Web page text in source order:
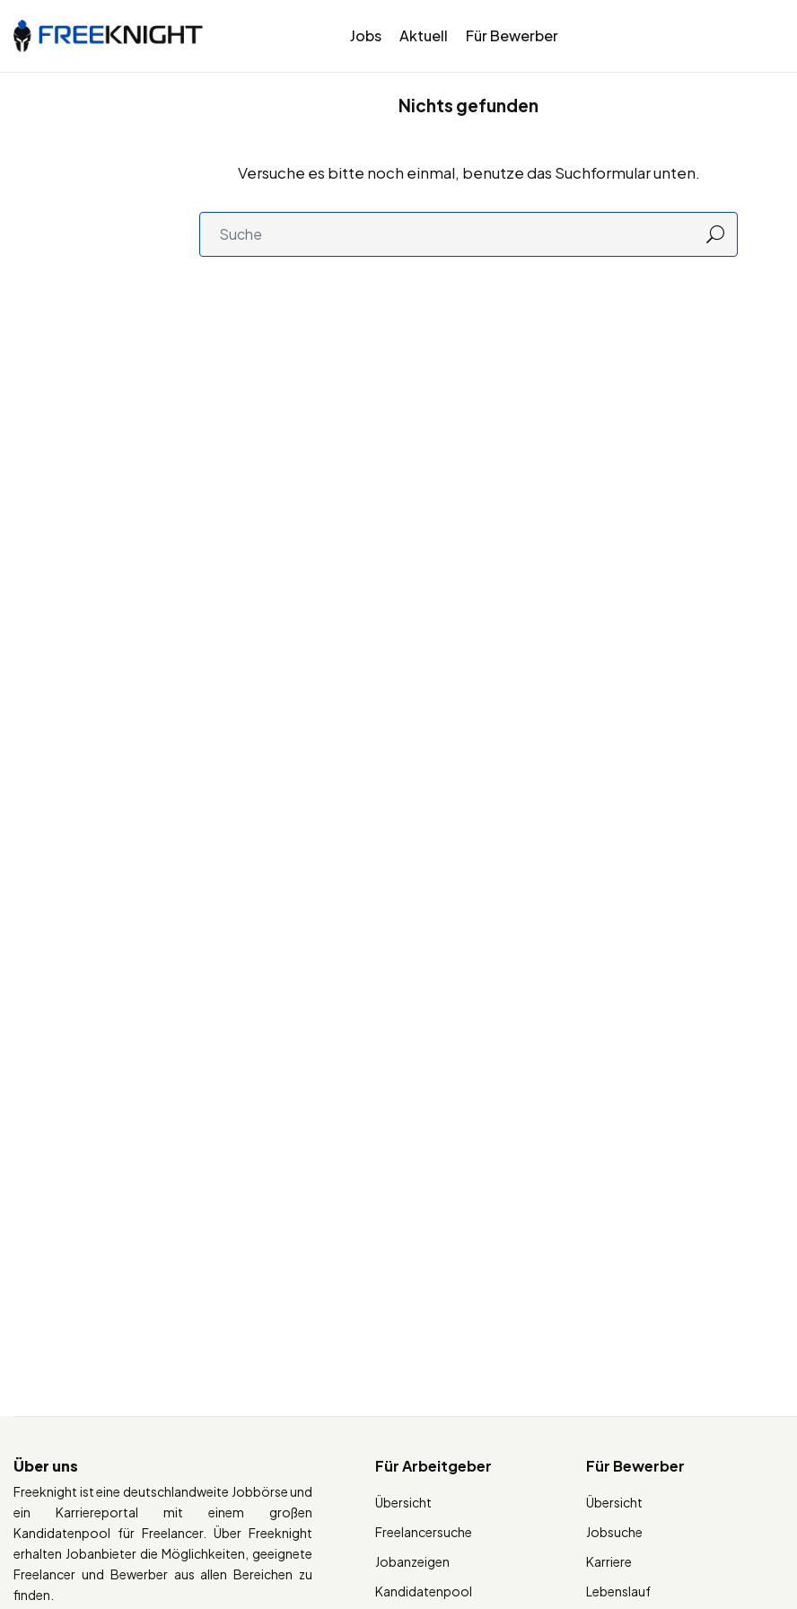
Jobs Aktuell Für Bewerber
Nichts gefunden
Versuche es bitte noch einmal, benutze das Suchformular unten.
Über uns
Freeknight ist eine deutschlandweite Jobbörse und
ein Karriereportal mit einem großen
Kandidatenpool für Freelancer. Über Freeknight
erhalten Jobanbieter die Möglichkeiten, geeignete
Freelancer und Bewerber aus allen Bereichen zu
finden.
Für Arbeitgeber
Übersicht
Freelancersuche
Jobanzeigen
Kandidatenpool
Für Bewerber
Übersicht
Jobsuche
Karriere
Lebenslauf